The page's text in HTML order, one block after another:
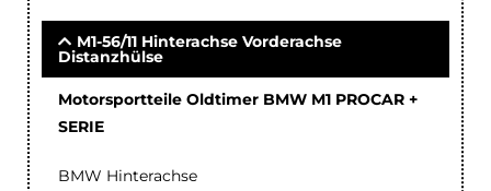
M1-56/11 Hinterachse Vorderachse
Distanzhülse
Motorsportteile Oldtimer BMW M1 PROCAR +
SERIE
BMW Hinterachse